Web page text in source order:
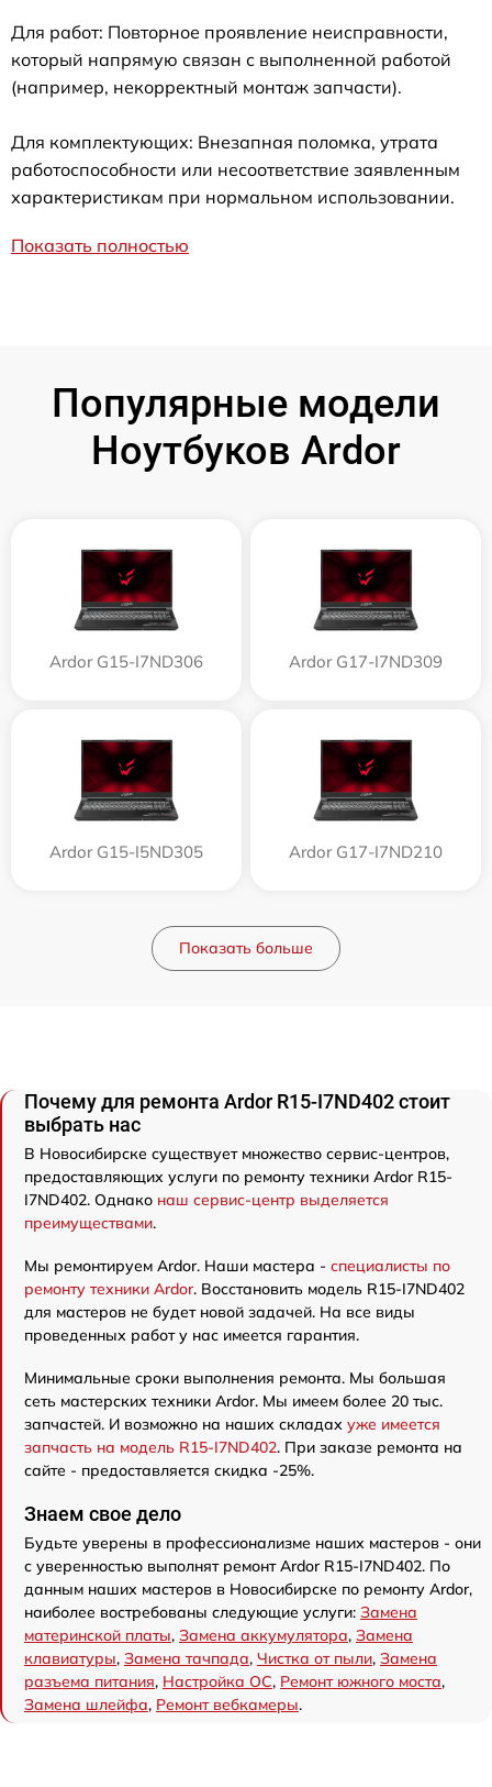
Для работ: Повторное проявление неисправности,
который напрямую связан с выполненной работой
(например, некорректный монтаж запчасти).
Для комплектующих: Внезапная поломка, утрата
работоспособности или несоответствие заявленным
характеристикам при нормальном использовании.
Показать полностью
Популярные модели
Ноутбуков Ardor
Ardor G15-I7ND306 Ardor G17-I7ND309
Ardor G15-I5ND305 Ardor G17-I7ND210
Показать больше
Почему для ремонта Ardor R15-I7ND402 стоит
выбрать нас
В Новосибирске существует множество сервис-центров,
предоставляющих услуги по ремонту техники Ardor R15-
I7ND402. Однако наш сервис-центр выделяется
преимуществами.
Мы ремонтируем Ardor. Наши мастера - специалисты по
ремонту техники Ardor. Восстановить модель R15-I7ND402
для мастеров не будет новой задачей. На все виды
проведенных работ у нас имеется гарантия.
Минимальные сроки выполнения ремонта. Мы большая
сеть мастерских техники Ardor. Мы имеем более 20 тыс.
запчастей. И возможно на наших складах уже имеется
запчасть на модель R15-I7ND402. При заказе ремонта на
сайте - предоставляется скидка -25%.
Знаем свое дело
Будьте уверены в профессионализме наших мастеров - они
с уверенностью выполнят ремонт Ardor R15-I7ND402. По
данным наших мастеров в Новосибирске по ремонту Ardor,
наиболее востребованы следующие услуги: Замена
материнской платы, Замена аккумулятора, Замена
клавиатуры, Замена тачпада, Чистка от пыли, Замена
разъема питания, Настройка ОС, Ремонт южного моста,
Замена шлейфа, Ремонт вебкамеры.